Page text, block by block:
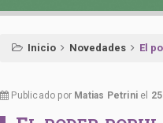
Inicio Novedades El
Publicado por Matias Petrini el